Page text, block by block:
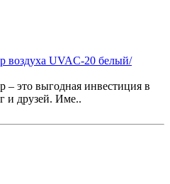
воздуха UVAC-20 белый/
– это выгодная инвестиция в
и друзей. Име..